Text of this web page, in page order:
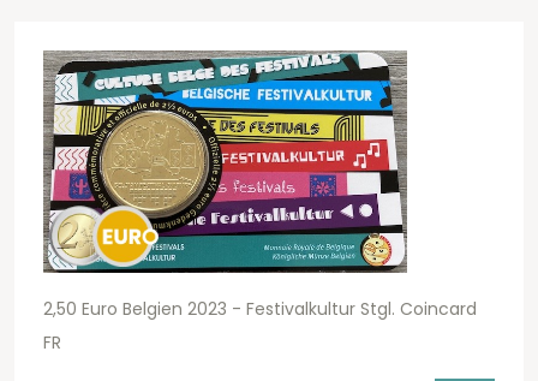
2,50 Euro Belgien 2023 - Festivalkultur Stgl. Coincard
FR